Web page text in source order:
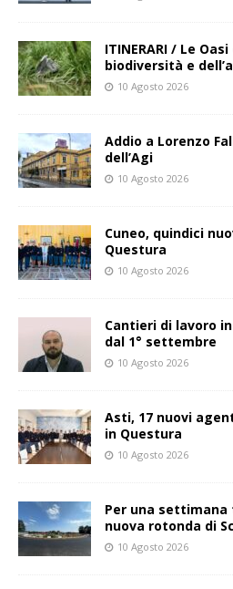
ITINERARI / Le
biodiversità e
10 Agosto 2026
Addio a Lorenzo
dell’Agi
10 Agosto 2026
Cuneo, quindici
Questura
10 Agosto 2026
Cantieri di lavoro
dal 1° settembre
10 Agosto 2026
Asti, 17 nuovi
in Questura
10 Agosto 2026
Per una
nuova rotonda di
10 Agosto 2026